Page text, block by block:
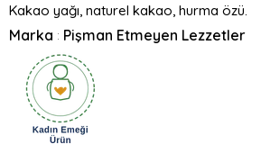
Kakao yağı, naturel kakao, hurma özü.
Marka : Pişman Etmeyen Lezzetler